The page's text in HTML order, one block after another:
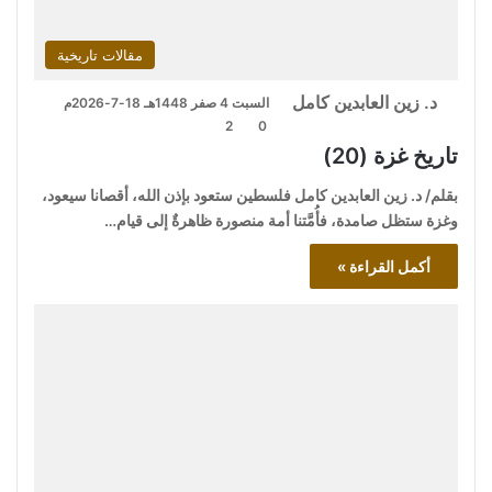
مقالات تاريخية
د. زين العابدين كامل
السبت 4 صفر 1448هـ 18-7-2026م
0
2
تاريخ غزة (20)
بقلم/ د. زين العابدين كامل فلسطين ستعود بإذن الله، أقصانا سيعود،
وغزة ستظل صامدة، فأُمَّتنا أمة منصورة ظاهرةٌ إلى قيام…
أكمل القراءة »